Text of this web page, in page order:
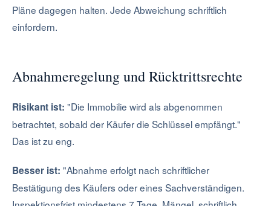
Pläne dagegen halten. Jede Abweichung schriftlich
einfordern.
Abnahmeregelung und Rücktrittsrechte
Risikant ist: "Die Immobilie wird als abgenommen
betrachtet, sobald der Käufer die Schlüssel empfängt."
Das ist zu eng.
Besser ist: "Abnahme erfolgt nach schriftlicher
Bestätigung des Käufers oder eines Sachverständigen.